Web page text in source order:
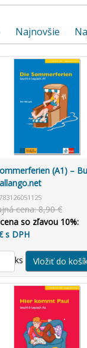
Najnovšie
(A1) –
cena: 8,90 €
so zľavou 10%:
s DPH
ks